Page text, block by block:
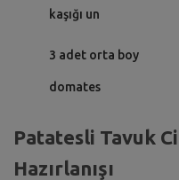
kaşığı un
3 adet orta boy
domates
Patatesli Tavuk
Hazırlanışı